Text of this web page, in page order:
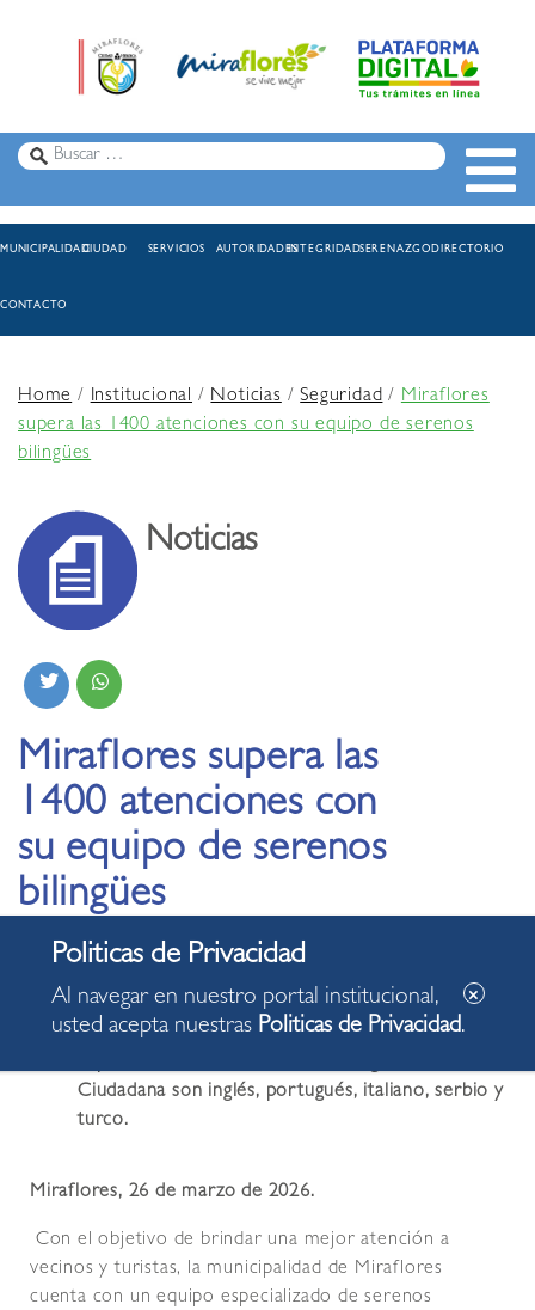
MUNICIPALIDADCIUDAD SERVICIOS AUTORIDADESINTEGRIDADSERENAZGODIRECTORIO
CONTACTO
Home/Institucional /Noticias/Seguridad/Miraflores
supera las 1400 atenciones con su equipo de serenos
bilingües
Noticias
Miraflores supera las
1400 atenciones con
su equipo de serenos
bilingües
26.03.2026
Los idiomas que domina este equipo
Ciudadana son inglés, portugués, italiano, serbio y
turco.
Miraflores, 26 de marzo de 2026.
Con el objetivo de brindar una mejor atención a
vecinos y turistas, la municipalidad de Miraflores
cuenta con un equipo especializado de serenos
Al navegar en nuestro portal institucional,
usted acepta nuestras Politicas de Privacidad.